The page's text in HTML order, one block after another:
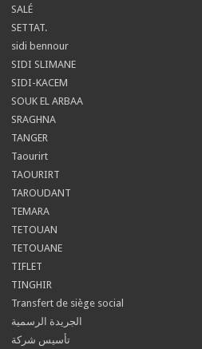
SALÉ
SETTAT.
sidi bennour
SIDI SLIMANE
SIDI-KACEM
SOUK EL ARBAA
SRAGHNA
TANGER
Taourirt
TAOURIRT
TAROUDANT
TEMARA
TETOUAN
TETOUANE
TIFLET
TINGHIR
Transfert de siège social
الجريدة الرسمية
تأسيس شركة